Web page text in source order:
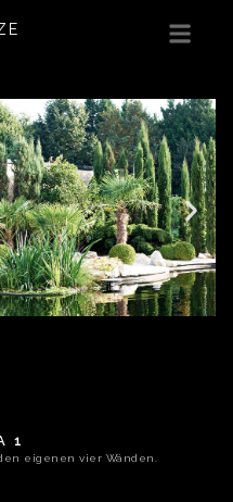
1
eigenen vier Wänden.